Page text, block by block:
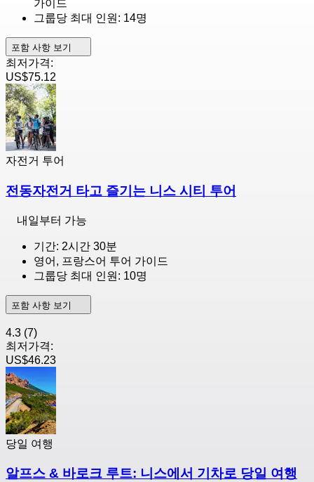
가이드
그룹당 최대 인원: 14명
포함 사항 보기
최저가격:
US$75.12
자전거 투어
전동자전거 타고 즐기는 니스 시티 투어
내일부터 가능
기간: 2시간 30분
영어, 프랑스어 투어 가이드
그룹당 최대 인원: 10명
포함 사항 보기
4.3 (7)
최저가격:
US$46.23
당일 여행
알프스 & 바로크 루트: 니스에서 기차로 당일 여행